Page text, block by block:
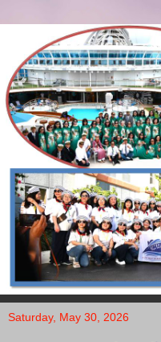
Saturday, May 30, 2026